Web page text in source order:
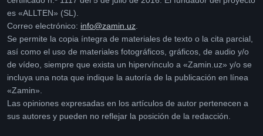
es «ALLTEN» (SL).
Correo electrónico: info@zamin.uz
Se permite la copia íntegra de materiales de texto o la cita parcial,
así como el uso de materiales fotográficos, gráficos, de audio y/o
de vídeo, siempre que exista un hipervínculo a «Zamin.uz» y/o se
incluya una nota que indique la autoría de la publicación en línea
«Zamin».
Las opiniones expresadas en los artículos de autor pertenecen a
sus autores y pueden no reflejar la posición de la redacción.